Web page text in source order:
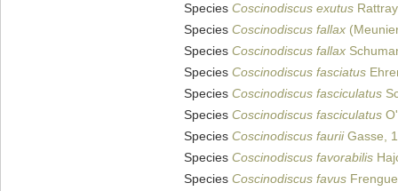
Species Coscinodiscus exutus
Species Coscinodiscus fallax
Species Coscinodiscus fallax
Species Coscinodiscus fasciatus
Species Coscinodiscus fasciculatus
Species Coscinodiscus fasciculatus
Species Coscinodiscus fauriiGasse,
Species Coscinodiscus favorabilis
Species Coscinodiscus favus